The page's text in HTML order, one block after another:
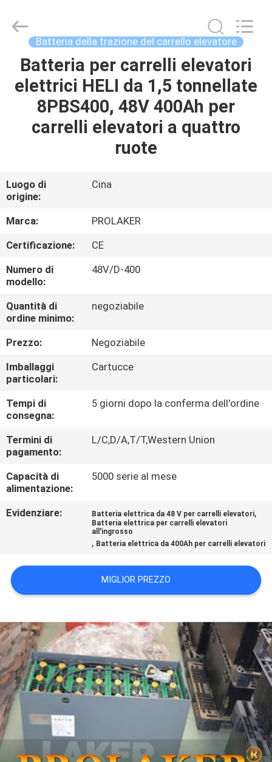
CASA
PRODOTTI
FATORY
TOUR
CONTROLLO
DI
QUALITÀ
CONTATTACI
NOTIZIE
MAPPA
DEL
SITO
SULLA
LAKER
AUTOPARTS
CO.,LIMITED.
Reserved.
Batteria della trazione del carrello elevatore
Batteria per carrelli elevatori
elettrici HELI da 1,5 tonnellate
8PBS400, 48V 400Ah per
carrelli elevatori a quattro
ruote
Luogo di
origine:
Cina
Marca:
PROLAKER
Certificazione:
CE
Numero di
modello:
48V/D-400
Quantità di
ordine minimo:
negoziabile
Prezzo:
Negoziabile
Imballaggi
particolari:
Cartucce
Tempi di
consegna:
5 giorni dopo la conferma dell'ordine
Termini di
pagamento:
L/C,D/A,T/T,Western Union
Capacità di
alimentazione:
5000 serie al mese
Evidenziare: Batteria elettrica da 48 V per carrelli elevatori,
Batteria elettrica per carrelli elevatori
all'ingrosso
, Batteria elettrica da 400Ah per carrelli elevatori
MIGLIOR PREZZO